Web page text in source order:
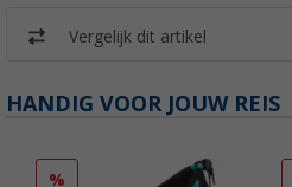
Vergelijk dit artikel
HANDIG VOOR JOUW REIS
%